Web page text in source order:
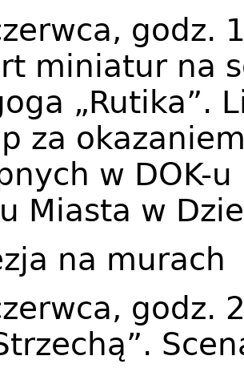
godz.
miniatur na
„Rutika”.
za
w DOK-
Miasta w
na murach
godz.